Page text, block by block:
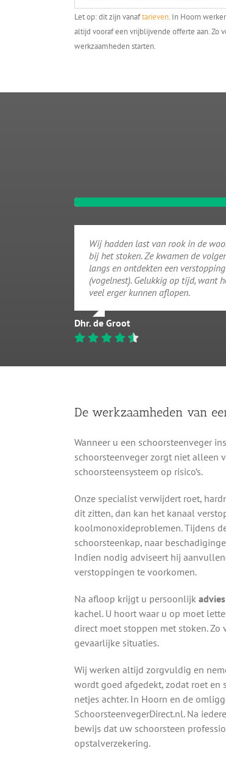
Let op: dit zijn vanaftarieven. In Hoorn
altijd vooraf een vrijblijvende offerte aan. Zo
werkzaamheden starten.
Wij hadden last van rook in de
bij het stoken. Ze kwamen de
langs en ontdekten een verstopping
(vogelnest). Gelukkig op tijd, want
veel erger kunnen aflopen.
Dhr. de Groot
De werkzaamheden van
Wanneer u een schoorsteenveger
schoorsteenveger zorgt niet alleen
schoorsteensysteem op risico’s.
Onze specialist verwijdert roet,
dit zitten, dan kan het kanaal
koolmonoxideproblemen. Tijdens
schoorsteenkap, naar
Indien nodig adviseert hij
verstoppingen te voorkomen.
Na afloop krijgt u persoonlijk
kachel. U hoort waar u op moet
direct moet stoppen met stoken.
gevaarlijke situaties.
Wij werken altijd zorgvuldig en
wordt goed afgedekt, zodat roet
netjes achter. In Hoorn en de
SchoorsteenvegerDirect.nl. Na
bewijs dat uw schoorsteen
opstalverzekering.